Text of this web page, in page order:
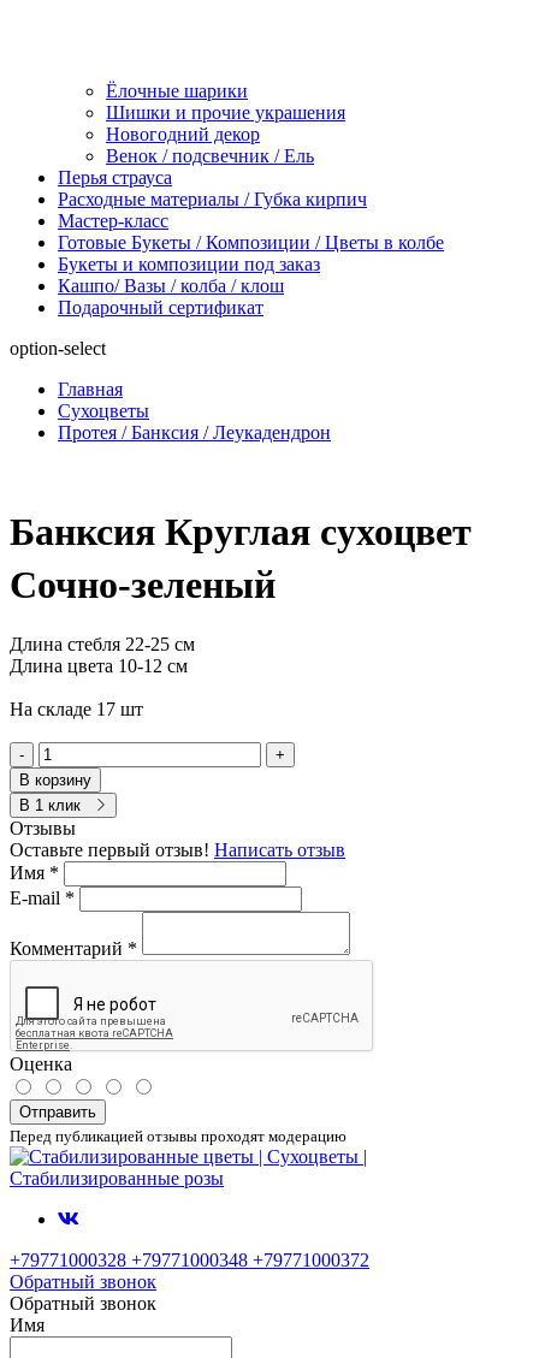
Ёлочные шарики
Шишки и прочие украшения
Новогодний декор
Венок / подсвечник / Ель
Перья страуса
Расходные материалы / Губка кирпич
Мастер-класс
Готовые Букеты / Композиции / Цветы в колбе
Букеты и композиции под заказ
Кашпо/ Вазы / колба / клош
Подарочный сертификат
option-select
Главная
Сухоцветы
Протея / Банксия / Леукадендрон
Банксия Круглая сухоцвет
Сочно-зеленый
Длина стебля 22-25 см
Длина цвета 10-12 см
На складе 17 шт
-
+
В корзину
В 1 клик
Отзывы
Оставьте первый отзыв! Написать отзыв
Имя *
E-mail *
Комментарий *
Оценка
Отправить
Перед публикацией отзывы проходят модерацию
+79771000328 +79771000348 +79771000372
Обратный звонок
Обратный звонок
Имя